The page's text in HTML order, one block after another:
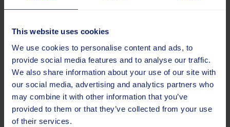
This website uses cookies
We use cookies to personalise content and ads, to
provide social media features and to analyse our traffic.
We also share information about your use of our site with
our social media, advertising and analytics partners who
may combine it with other information that you’ve
provided to them or that they’ve collected from your use
of their services.
Dies gilt auch für Schäden im Zusammenhang mit
Viren.
6. Inhalte und Links von Drittanbietern
Diese Website kann Links zu Websites oder Inhalten Dritter
enthalten. Die Sajas-Gruppe billigt, kontrolliert und